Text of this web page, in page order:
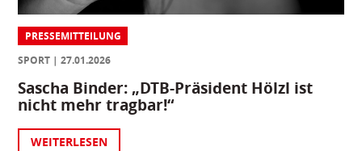
PRESSEMITTEILUNG
SPORT
27.01.2026
Sascha Binder: „DTB-Präsident Hölzl ist
nicht mehr tragbar!“
WEITERLESEN